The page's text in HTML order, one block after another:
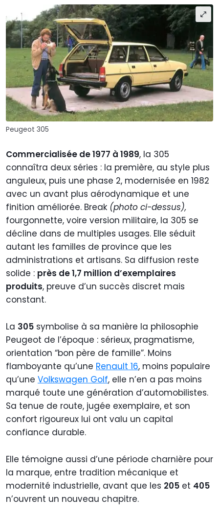
Peugeot 305
Commercialisée de 1977 à 1989, la 305
connaîtra deux séries : la première, au style plus
anguleux, puis une phase 2, modernisée en 1982
avec un avant plus aérodynamique et une
finition améliorée. Break (photo ci-dessus),
fourgonnette, voire version militaire, la 305 se
décline dans de multiples usages. Elle séduit
autant les familles de province que les
administrations et artisans. Sa diffusion reste
solide : près de 1,7 million d’exemplaires
produits, preuve d’un succès discret mais
constant.
La 305 symbolise à sa manière la philosophie
Peugeot de l’époque : sérieux, pragmatisme,
orientation “bon père de famille”. Moins
flamboyante qu’une Renault 16, moins populaire
qu’une Volkswagen Golf, elle n’en a pas moins
marqué toute une génération d’automobilistes.
Sa tenue de route, jugée exemplaire, et son
confort rigoureux lui ont valu un capital
confiance durable.
Elle témoigne aussi d’une période charnière pour
la marque, entre tradition mécanique et
modernité industrielle, avant que les 205 et 405
n’ouvrent un nouveau chapitre.